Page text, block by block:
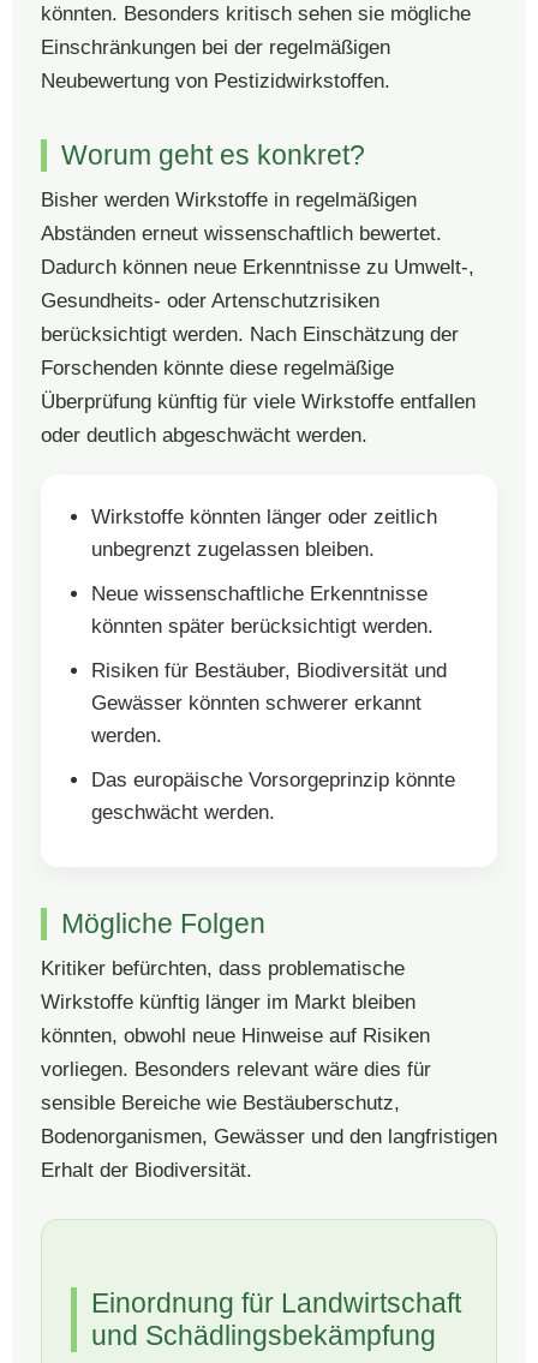
könnten. Besonders kritisch sehen sie mögliche
Einschränkungen bei der regelmäßigen
Neubewertung von Pestizidwirkstoffen.
Worum geht es konkret?
Bisher werden Wirkstoffe in regelmäßigen
Abständen erneut wissenschaftlich bewertet.
Dadurch können neue Erkenntnisse zu Umwelt-,
Gesundheits- oder Artenschutzrisiken
berücksichtigt werden. Nach Einschätzung der
Forschenden könnte diese regelmäßige
Überprüfung künftig für viele Wirkstoffe entfallen
oder deutlich abgeschwächt werden.
Wirkstoffe könnten länger oder zeitlich
unbegrenzt zugelassen bleiben.
Neue wissenschaftliche Erkenntnisse
könnten später berücksichtigt werden.
Risiken für Bestäuber, Biodiversität und
Gewässer könnten schwerer erkannt
werden.
Das europäische Vorsorgeprinzip könnte
geschwächt werden.
Mögliche Folgen
Kritiker befürchten, dass problematische
Wirkstoffe künftig länger im Markt bleiben
könnten, obwohl neue Hinweise auf Risiken
vorliegen. Besonders relevant wäre dies für
sensible Bereiche wie Bestäuberschutz,
Bodenorganismen, Gewässer und den langfristigen
Erhalt der Biodiversität.
Einordnung für Landwirtschaft
und Schädlingsbekämpfung